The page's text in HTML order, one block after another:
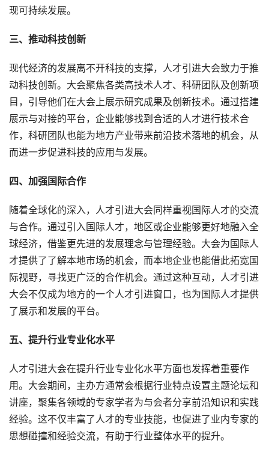
现可持续发展。
三、推动科技创新
现代经济的发展离不开科技的支撑，人才引进大会致力于推
动科技创新。大会聚焦各类高技术人才、科研团队及创新项
目，引导他们在大会上展示研究成果及创新技术。通过搭建
展示与对接的平台，企业能够找到合适的人才进行技术合
作，科研团队也能为地方产业带来前沿技术落地的机会，从
而进一步促进科技的应用与发展。
四、加强国际合作
随着全球化的深入，人才引进大会同样重视国际人才的交流
与合作。通过引入国际人才，地区或企业能够更好地融入全
球经济，借鉴更先进的发展理念与管理经验。大会为国际人
才提供了了解本地市场的机会，而本地企业也能借此拓宽国
际视野，寻找更广泛的合作机会。通过这种互动，人才引进
大会不仅成为地方的一个人才引进窗口，也为国际人才提供
了展示和发展的平台。
五、提升行业专业化水平
人才引进大会在提升行业专业化水平方面也发挥着重要作
用。大会期间，主办方通常会根据行业特点设置主题论坛和
讲座，聚集各领域的专家学者为与会者分享前沿知识和实践
经验。这不仅丰富了人才的专业技能，也促进了业内专家的
思想碰撞和经验交流，有助于行业整体水平的提升。